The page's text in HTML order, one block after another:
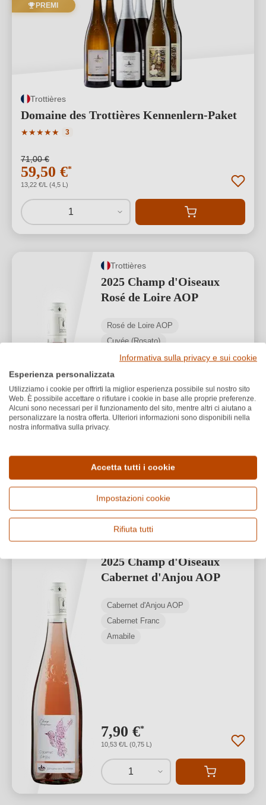
PREMI
Trottières
Domaine des Trottières Kennenlern-Paket
★★★★★
Valutazione media di 5 su 5 stelle
3
71,00 €
59,50 €*
13,22 €/L (4,5 L)
1
Trottières
2025 Champ d'Oiseaux
Rosé de Loire AOP
Rosé de Loire AOP
Cuvée (Rosato)
Secco / Dry
7,90 €
10,53 €/L (0,75 L)
Trottières
2025 Champ d'Oiseaux
Cabernet d'Anjou AOP
Cabernet d'Anjou AOP
Cabernet Franc
Amabile
7,90 €*
10,53 €/L (0,75 L)
1
Informativa sulla privacy e sui cookie
Esperienza personalizzata
Utilizziamo i cookie per offrirti la miglior esperienza possibile sul nostro sito
Web. È possibile accettare o rifiutare i cookie in base alle proprie preferenze.
Alcuni sono necessari per il funzionamento del sito, mentre altri ci aiutano a
personalizzare la nostra offerta. Ulteriori informazioni sono disponibili nella
nostra informativa sulla privacy.
Accetta tutti i cookie
Impostazioni cookie
Rifiuta tutti